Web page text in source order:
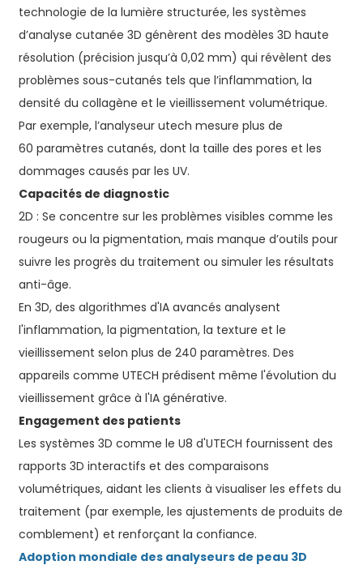
technologie de la lumière structurée, les systèmes
d’analyse cutanée 3D génèrent des modèles 3D haute
résolution (précision jusqu’à 0,02 mm) qui révèlent des
problèmes sous-cutanés tels que l’inflammation, la
densité du collagène et le vieillissement volumétrique.
Par exemple, l’analyseur utech mesure plus de
60 paramètres cutanés, dont la taille des pores et les
dommages causés par les UV.
Capacités de diagnostic
2D : Se concentre sur les problèmes visibles comme les
rougeurs ou la pigmentation, mais manque d’outils pour
suivre les progrès du traitement ou simuler les résultats
anti-âge.
En 3D, des algorithmes d'IA avancés analysent
l'inflammation, la pigmentation, la texture et le
vieillissement selon plus de 240 paramètres. Des
appareils comme UTECH prédisent même l'évolution du
vieillissement grâce à l'IA générative.
Engagement des patients
Les systèmes 3D comme le U8 d'UTECH fournissent des
rapports 3D interactifs et des comparaisons
volumétriques, aidant les clients à visualiser les effets du
traitement (par exemple, les ajustements de produits de
comblement) et renforçant la confiance.
Adoption mondiale des analyseurs de peau 3D